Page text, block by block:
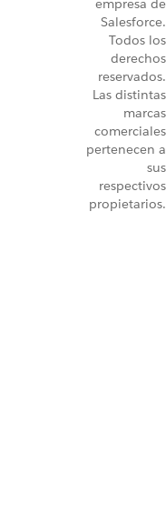
empresa de
Salesforce.
Todos los
derechos
reservados.
Las distintas
marcas
comerciales
pertenecen a
sus
respectivos
propietarios.